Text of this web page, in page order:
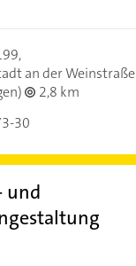
an der Weinstraße
2,8 km
30
und